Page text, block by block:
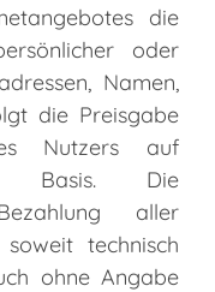
die
oder
Namen,
die Preisgabe
Nutzers auf
Basis. Die
aller
technisch
ohne Angabe